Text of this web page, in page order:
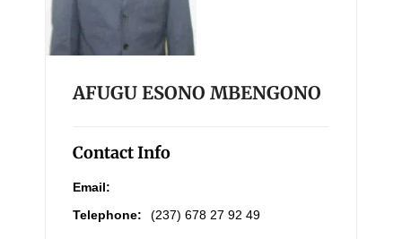
AFUGU ESONO MBENGONO
Contact Info
Email:
Telephone:
(237) 678 27 92 49